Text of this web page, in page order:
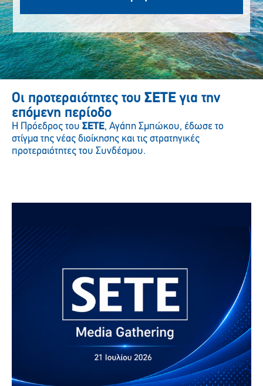
Οι προτεραιότητες του ΣΕΤΕ για την
επόμενη περίοδο
Η Πρόεδρος του ΣΕΤΕ, Αγάπη Σμπώκου, έδωσε το
στίγμα της νέας διοίκησης και τις στρατηγικές
προτεραιότητες του Συνδέσμου.